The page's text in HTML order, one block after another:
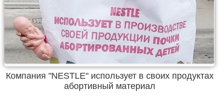
Компания "NESTLE" использует в своих продуктах
абортивный материал